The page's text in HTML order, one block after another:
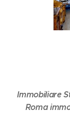
Immobiliare
Roma